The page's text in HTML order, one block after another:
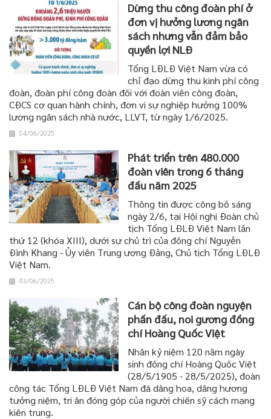
Dừng thu công đoàn phí ở
đơn vị hưởng lương ngân
sách nhưng vẫn đảm bảo
quyền lợi NLĐ
Tổng LĐLĐ Việt Nam vừa có
chỉ đạo dừng thu kinh phí công
đoàn, đoàn phí công đoàn đối với đoàn viên công đoàn,
CĐCS cơ quan hành chính, đơn vị sự nghiệp hưởng 100%
lương ngân sách nhà nước, LLVT, từ ngày 1/6/2025.
04/06/2025
Phát triển trên 480.000
đoàn viên trong 6 tháng
đầu năm 2025
Thông tin được công bố sáng
ngày 2/6, tại Hội nghị Đoàn chủ
tịch Tổng LĐLĐ Việt Nam lần
thứ 12 (khóa XIII), dưới sự chủ trì của đồng chí Nguyễn
Đình Khang - Ủy viên Trung ương Đảng, Chủ tịch Tổng LĐLĐ
Việt Nam.
03/06/2025
Cán bộ công đoàn nguyện
phấn đấu, noi gương đồng
chí Hoàng Quốc Việt
Nhân kỷ niệm 120 năm ngày
sinh đồng chí Hoàng Quốc Việt
(28/5/1905 - 28/5/2025), đoàn
công tác Tổng LĐLĐ Việt Nam đã dâng hoa, dâng hương
tưởng niệm, tri ân đóng góp của người chiến sỹ cách mạng
kiên trung.